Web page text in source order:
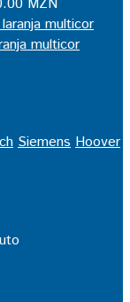
multicor
Siemens Hoover